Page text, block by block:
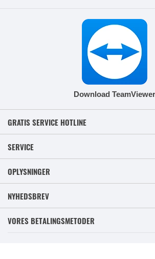
Download TeamViewer
GRATIS SERVICE HOTLINE
SERVICE
OPLYSNINGER
NYHEDSBREV
VORES BETALINGSMETODER